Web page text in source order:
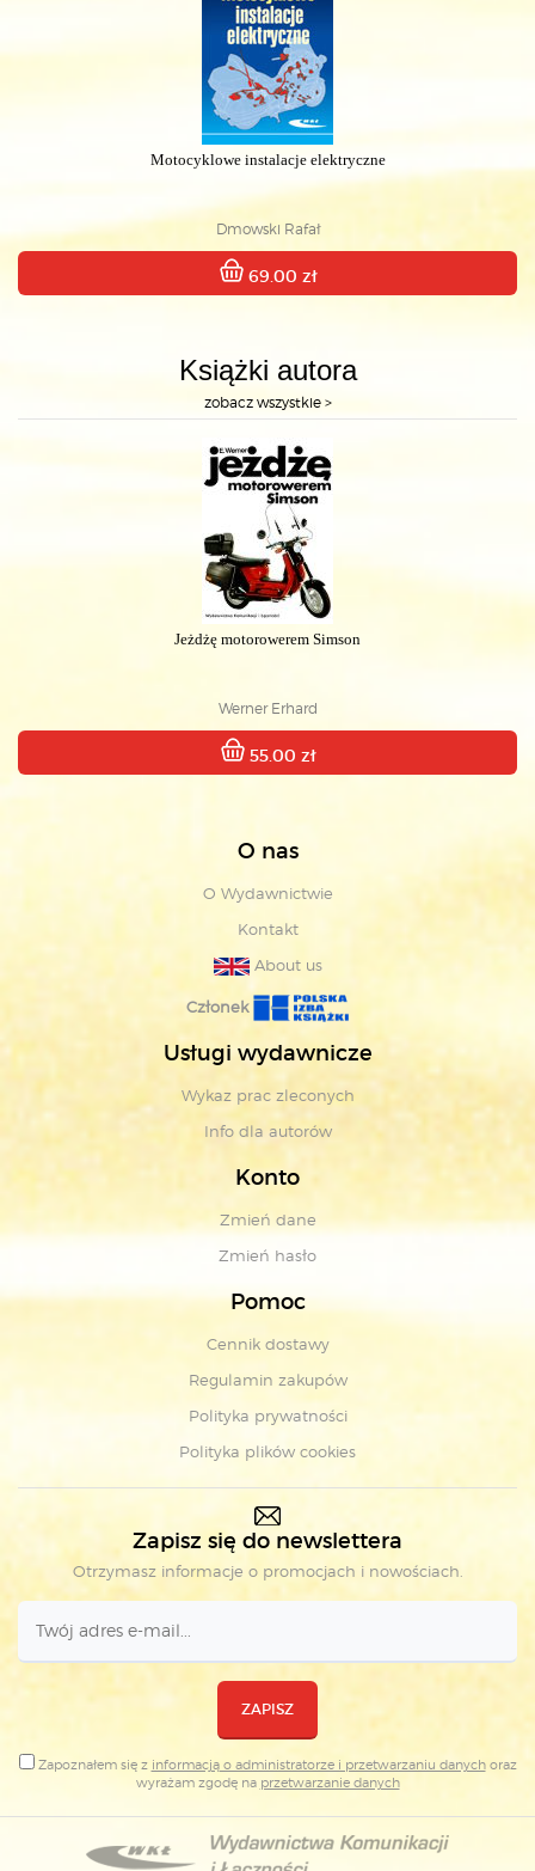
Motocyklowe instalacje elektryczne
Dmowski Rafał
69.00 zł
Książki autora
zobacz wszystkie >
Jeżdżę motorowerem Simson
Werner Erhard
55.00 zł
O nas
O Wydawnictwie
Kontakt
About us
Członek
Usługi wydawnicze
Wykaz prac zleconych
Info dla autorów
Konto
Zmień dane
Zmień hasło
Pomoc
Cennik dostawy
Regulamin zakupów
Polityka prywatności
Polityka plików cookies
Zapisz się do newslettera
Otrzymasz informacje o promocjach i nowościach.
ZAPISZ
Zapoznałem się z informacją o administratorze i przetwarzaniu danychoraz
wyrażam zgodę na przetwarzanie danych